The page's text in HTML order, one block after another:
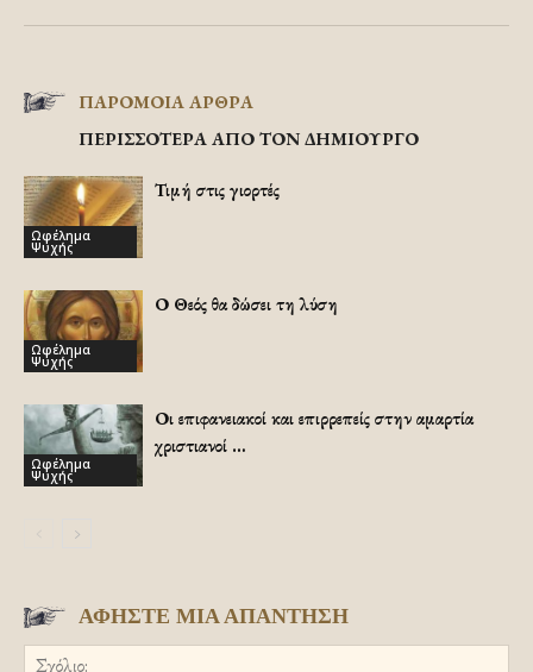
ΠΑΡΟΜΟΙΑ ΑΡΘΡΑ
ΠΕΡΙΣΣΟΤΕΡΑ ΑΠΟ ΤΟΝ ΔΗΜΙΟΥΡΓΟ
Ωφέλημα
Ψυχής
Τιμή στις γιορτές
Ωφέλημα
Ψυχής
Ο Θεός θα δώσει τη λύση
Ωφέλημα
Ψυχής
Οι επιφανειακοί και επιρρεπείς στην αμαρτία
χριστιανοί …
ΑΦΗΣΤΕ ΜΙΑ ΑΠΑΝΤΗΣΗ